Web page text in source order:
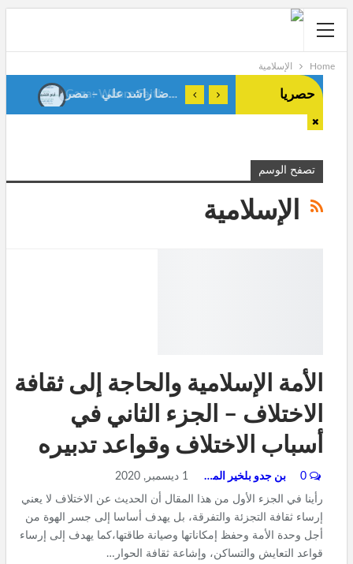
Home الإسلامية
حصريا Gaza: Where Faith Shapes True Men.Anes Stiti-Algeria-
تصفح الوسم
الإسلامية
الأمة الإسلامية والحاجة إلى ثقافة
الاختلاف – الجزء الثاني في
أسباب الاختلاف وقواعد تدبيره
بن جدو بلخير المشرف العام 1 ديسمبر, 2020
رأينا في الجزء الأول من هذا المقال أن الحديث عن الاختلاف لا يعني
إرساء ثقافة التجزئة والتفرقة، بل يهدف أساسا إلى جسر الهوة من
أجل وحدة الأمة وحفظ إمكاناتها وصيانة طاقتها،كما يهدف إلى إرساء
قواعد التعايش والتساكن، وإشاعة ثقافة الحوار…